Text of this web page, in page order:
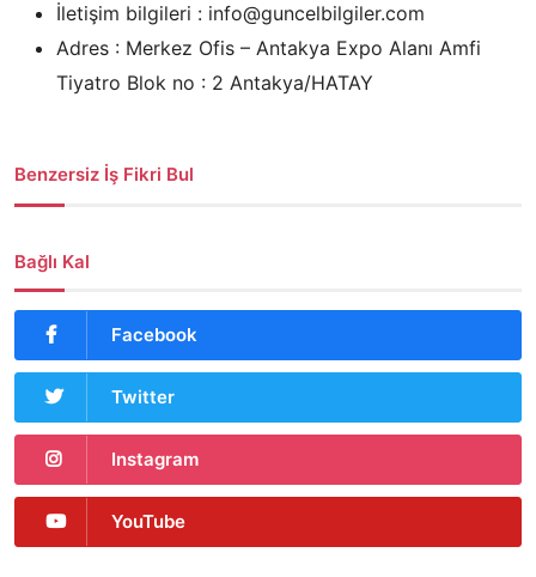
İletişim bilgileri : info@guncelbilgiler.com
Adres : Merkez Ofis – Antakya Expo Alanı Amfi
Tiyatro Blok no : 2 Antakya/HATAY
Benzersiz İş Fikri Bul
Bağlı Kal
Facebook
Twitter
Instagram
YouTube